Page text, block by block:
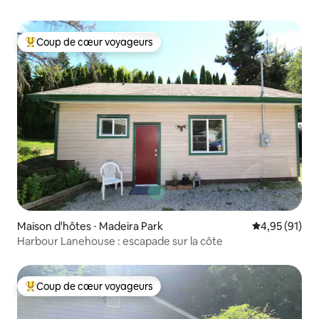
Coups de cœur voyageurs les plus appréciés
Coup de cœur voyageurs
Maison d'hôtes ⋅ Madeira Park Évaluation
4,95 (91)
Harbour Lanehouse : escapade sur la côte
Coups de cœur voyageurs les plus appréciés
Coup de cœur voyageurs